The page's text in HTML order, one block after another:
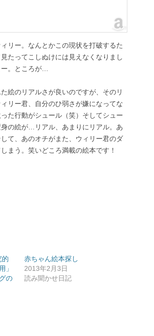
（お）お正月
（お）おつきみ
（か）神様・宗教
（か）感動絵本
（く）クリスマス
（そ）卒業・3学期最後
（お）おじいち
（お）お正月
（か）神様・宗教
（か）感動絵本
リー。なんとかこの現状を打破するた
たってこしぬけには見えなくなりまし
。ところが…
絵のリアルさが良いのですが、そのリ
リー君、自分のひ弱さが嫌になってな
た行動がシュール（笑）そしてシュー
の絵が…リアル、あまりにリアル。あ
て、あのオチがまた、ウィリー君のダ
まう。笑いどころ満載の絵本です！
的
」
の
赤ちゃん絵本探し
2013年2月3日
読み聞かせ日記